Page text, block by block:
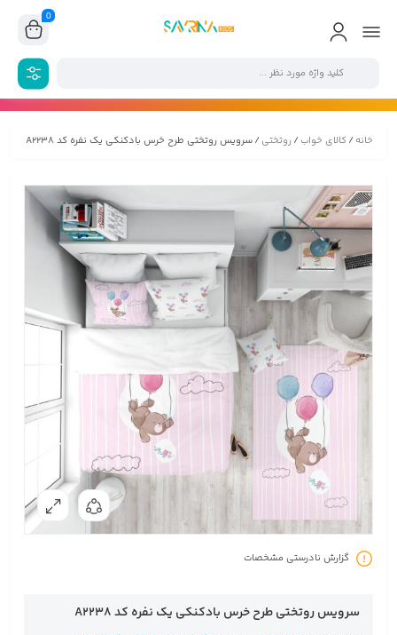
0
خانه/ کالای خواب/ روتختی/ سرویس روتختی طرح خرس بادکنکی یک نفره کد A2238
گزارش نادرستی مشخصات
سرویس روتختی طرح خرس بادکنکی یک نفره کد A2238